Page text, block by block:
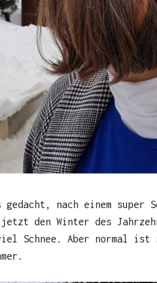
gedacht, nach einem super
jetzt den Winter des
Schnee. Aber normal ist